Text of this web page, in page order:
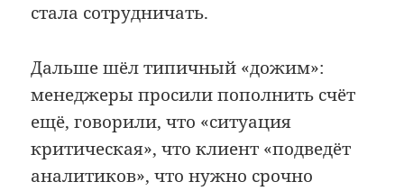
стала сотрудничать.
Дальше шёл типичный «дожим»:
менеджеры просили пополнить счёт
ещё, говорили, что «ситуация
критическая», что клиент «подведёт
аналитиков», что нужно срочно